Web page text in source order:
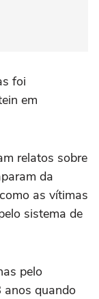
foi
em
relatos sobre
da
as vítimas
sistema de
pelo
anos quando